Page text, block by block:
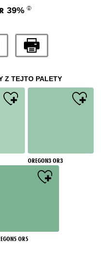
39%
Z TEJTO PALETY
OREGON3 OR3
OR5